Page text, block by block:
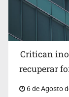
Que el
es un “foco
Critican
recuperar
6 de Agosto